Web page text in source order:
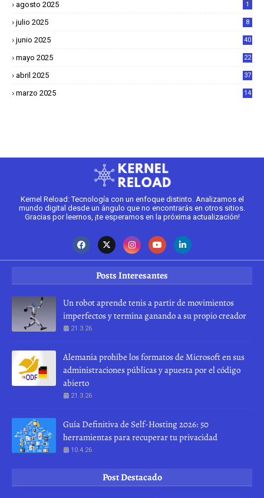
agosto 2025 1
julio 2025 8
junio 2025 40
mayo 2025
22
abril 2025
37
marzo 2025
14
Kernel Reload: Tecnología con un enfoque distinto. Analizamos el
mundo digital desde un ángulo que no encontrarás en otros sitios.
Gracias por leernos, ¡te esperamos en la próxima actualización!
Posts Interesantes
Un robot aprende tenis a partir de movimientos
imperfectos y termina ganando a su propio creador
21.3.26
Alemania prohíbe los formatos de Microsoft en sus
administraciones públicas y apuesta por el código
abierto
21.3.26
Guía Definitiva de Self-Hosting 2026: 50
herramientas para recuperar tu privacidad
10.4.26
Post Destacado